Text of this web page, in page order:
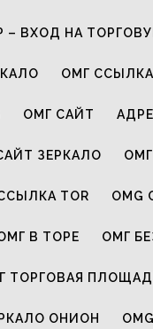
– ВХОД НА
ОМГ
ОМГ САЙТ
ЗЕРКАЛО
TOR OMG
В ТОРЕ ОМГ
ТОРГОВАЯ
ОНИОН